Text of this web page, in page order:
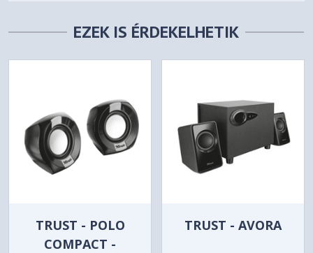
EZEK IS ÉRDEKELHETIK
TRUST - POLO
COMPACT -
TRUST - AVORA